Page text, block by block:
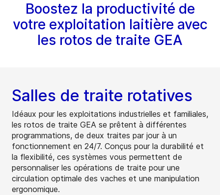
Boostez la productivité de
votre exploitation laitière avec
les rotos de traite GEA
Salles de traite rotatives
Idéaux pour les exploitations industrielles et familiales,
les rotos de traite GEA se prêtent à différentes
programmations, de deux traites par jour à un
fonctionnement en 24/7. Conçus pour la durabilité et
la flexibilité, ces systèmes vous permettent de
personnaliser les opérations de traite pour une
circulation optimale des vaches et une manipulation
ergonomique.